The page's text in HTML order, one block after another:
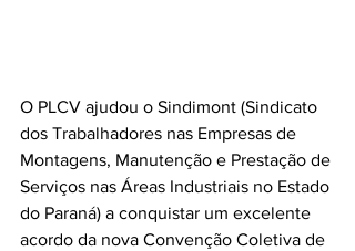
O PLCV ajudou o Sindimont (Sindicato
dos Trabalhadores nas Empresas de
Montagens, Manutenção e Prestação de
Serviços nas Áreas Industriais no Estado
do Paraná) a conquistar um excelente
acordo da nova Convenção Coletiva de